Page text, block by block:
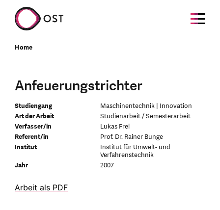
Home
Anfeuerungstrichter
Studiengang
Maschinentechnik | Innovation
Art der Arbeit
Studienarbeit / Semesterarbeit
Verfasser/in
Lukas Frei
Referent/in
Prof. Dr. Rainer Bunge
Institut
Institut für Umwelt- und
Verfahrenstechnik
Jahr
2007
Arbeit als PDF